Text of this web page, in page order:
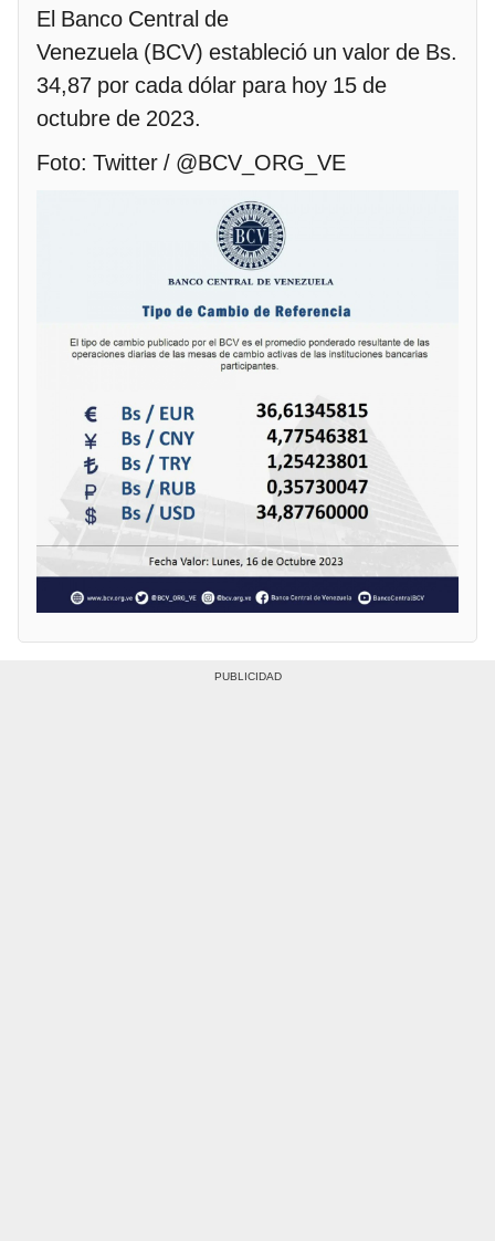
El Banco Central de
Venezuela (BCV) estableció un valor de Bs.
34,87 por cada dólar para hoy 15 de
octubre de 2023.
Foto: Twitter / @BCV_ORG_VE